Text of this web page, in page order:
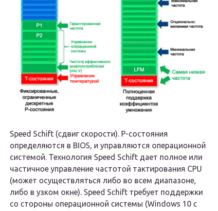
Speed Schift (сдвиг скорости). P-состояния
определяются в BIOS, и управляются операционной
системой. Технология Speed Schift дает полное или
частичное управление частотой тактирования CPU
(может осуществляться либо во всем диапазоне,
либо в узком окне). Speed Schift требует поддержки
со стороны операционной системы (Windows 10 с